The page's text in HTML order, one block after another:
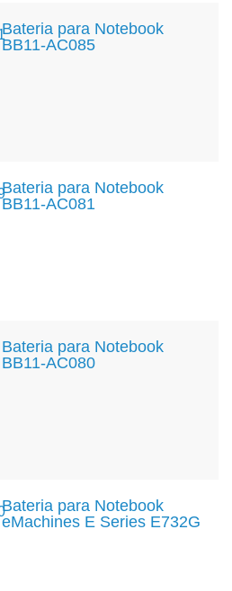
Bateria para Notebook
BB11-AC085
Bateria para Notebook
BB11-AC081
Bateria para Notebook
BB11-AC080
Bateria para Notebook
eMachines E Series E732G